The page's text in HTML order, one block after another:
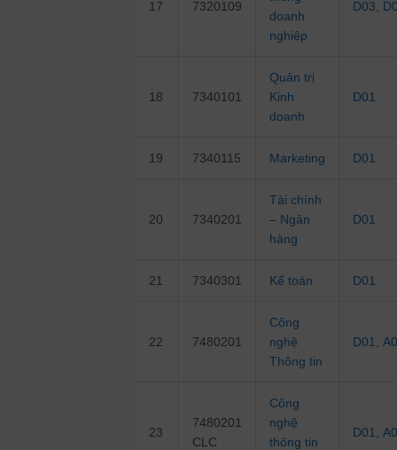
17 7320109
doanh
nghiệp
D03
18 7340101
Quản trị
Kinh
doanh
D01
19 7340115 Marketing D01
20 7340201
Tài chính
– Ngân
hàng
D01
21 7340301 Kế toán D01
22 7480201
Công
nghệ
Thông tin
D01 ,
23
7480201
CLC
Công
nghệ
thông tin
D01 ,